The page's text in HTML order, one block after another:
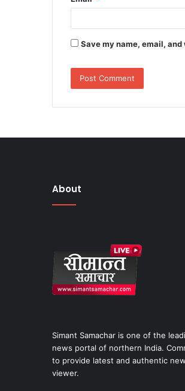
Save my name, email,
About
Simant Samachar is one of the
news portal of northern India.
to provide latest and authentic
viewer.